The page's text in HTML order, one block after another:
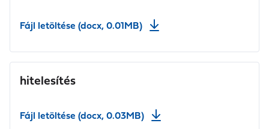
Fájl letöltése (docx, 0.01MB)
hitelesítés
Fájl letöltése (docx, 0.03MB)